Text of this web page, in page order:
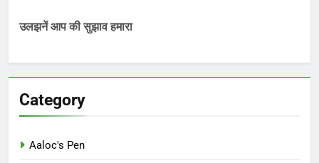
उलझनें आप की सुझाव हमारा
Category
Aaloc's Pen